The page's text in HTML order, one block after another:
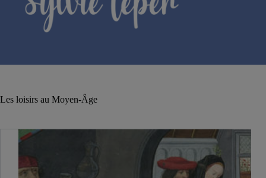
Les loisirs au Moyen-Âge